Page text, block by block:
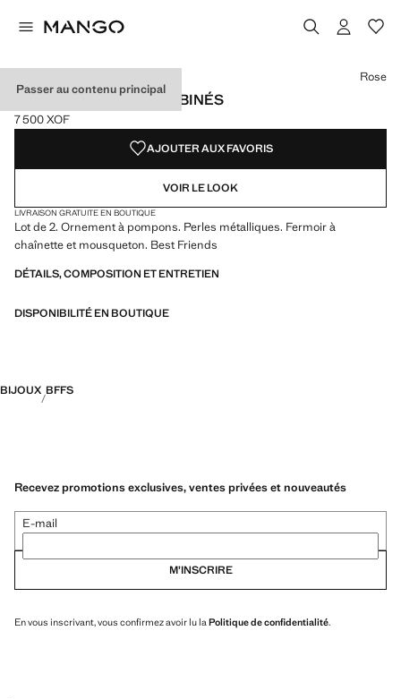
Passer au contenu principal
PACK 2 COLLIERS COMBINÉS
Prix actuel [7 500 XOF ]
7 500 XOF
Choisissez une couleur
Couleur Rose sélectionnée
Rose
AJOUTER AUX FAVORIS
VOIR LE LOOK
LIVRAISON GRATUITE EN BOUTIQUE
Lot de 2. Ornement à pompons. Perles métalliques. Fermoir à
chaînette et mousqueton. Best Friends
DÉTAILS, COMPOSITION ET ENTRETIEN
DISPONIBILITÉ EN BOUTIQUE
BIJOUX BFFS
Recevez promotions exclusives, ventes privées et nouveautés
E-mail
M’INSCRIRE
En vous inscrivant, vous confirmez avoir lu la Politique de confidentialité.